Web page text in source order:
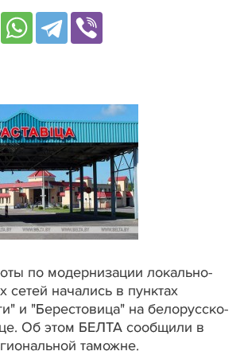
по модернизации локально-
сетей начались в пунктах
и "Берестовица" на белорусско-
Об этом БЕЛТА сообщили в
таможне.